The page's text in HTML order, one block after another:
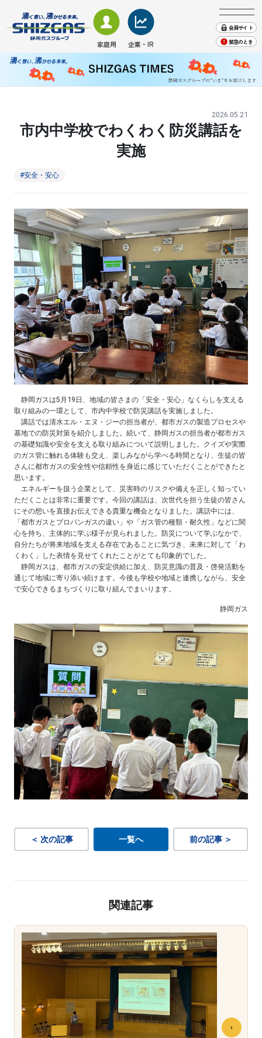
家庭用
家庭用のお客さま − TOP
くらしサービス
その他
ガス機器・設備
ショールーム来館のご予約
料理教室のお申し込み
お近くの静岡ガス
業務用・産業用のお客さま − TOP
電気
エネルギーソリューション
業務用ガス機器情報
天然ガスのご案内
企業・IR
企業・IR情報 − TOP
株主・投資家情報
サステナビリティ
会員サイト
緊急のとき
会社案内
株主・投資家情報
業務用・産業用のお客さま
SHIZGAS TIMES（取組み)
SHIZGAS TIMES
2026.05.21
市内中学校でわくわく防災講話を
実施
#安全・安心
静岡ガスは5月19日、地域の皆さまの「安全・安心」なくらしを支える
取り組みの一環として、市内中学校で防災講話を実施しました。
講話では清水エル・エヌ・ジーの担当者が、都市ガスの製造プロセスや
基地での防災対策を紹介しました。続いて、静岡ガスの担当者が都市ガス
の基礎知識や安全を支える取り組みについて説明しました。クイズや実際
のガス管に触れる体験も交え、楽しみながら学べる時間となり、生徒の皆
さんに都市ガスの安全性や信頼性を身近に感じていただくことができたと
思います。
エネルギーを扱う企業として、災害時のリスクや備えを正しく知ってい
ただくことは非常に重要です。今回の講話は、次世代を担う生徒の皆さん
にその想いを直接お伝えできる貴重な機会となりました。講話中には、
「都市ガスとプロパンガスの違い」や「ガス管の種類・耐久性」などに関
心を持ち、主体的に学ぶ様子が見られました。防災について学ぶなかで、
自分たちが将来地域を支える存在であることに気づき、未来に対して「わ
くわく」した表情を見せてくれたことがとても印象的でした。
静岡ガスは、都市ガスの安定供給に加え、防災意識の普及・啓発活動を
通じて地域に寄り添い続けます。今後も学校や地域と連携しながら、安全
で安心できるまちづくりに取り組んでまいります。
静岡ガス
＜ 次の記事 一覧へ 前の記事 ＞
関連記事